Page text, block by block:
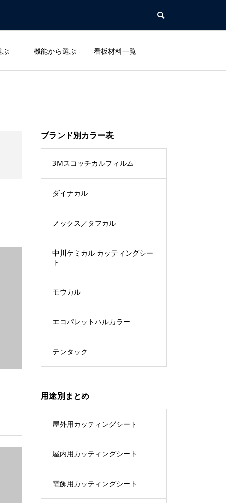
機能から選ぶ 看板材料一覧
ブランド別カラー表
3Mスコッチカルフィルム
ダイナカル
ノックス／タフカル
中川ケミカル カッティングシー
ト
モウカル
エコパレットハルカラー
テンタック
用途別まとめ
屋外用カッティングシート
屋内用カッティングシート
電飾用カッティングシート